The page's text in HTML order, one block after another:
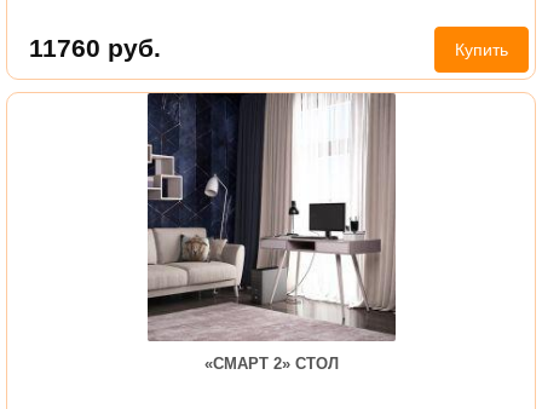
11760 руб. Купить
«СМАРТ 2» СТОЛ